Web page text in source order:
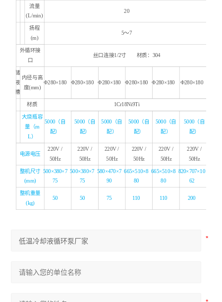
流量
(L/min)
20
扬程
(m)
5～7
外循环接
口
丝口连接1/2寸 材质：304
储
液
槽
内径与高
度(mm)
Ф280×180 Ф280×180 Ф280×180 Ф280×180 Ф280×180 Ф280×180
材质 1Cr18Ni9Ti
大烧瓶容
量（m
L）
5000（自
配）
5000（自
配）
5000（自
配）
5000（自
配）
5000（自
配）
5000（自
配）
电源电压
220V /
50Hz
220V /
50Hz
220V /
50Hz
220V /
50Hz
220V /
50Hz
220V /
50Hz
整机尺寸
(mm)
500×380×7
75
500×380×7
75
580×470×7
90
665×510×8
80
665×510×8
80
820×707×10
62
整机重量
(kg)
50 50 75 110 110 200